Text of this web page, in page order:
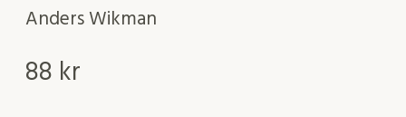
Anders Wikman
88 kr